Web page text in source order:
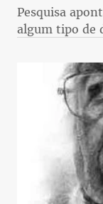
Pesquisa
algum tipo de